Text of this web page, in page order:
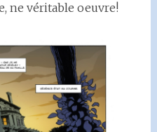
ne véritable oeuvre!